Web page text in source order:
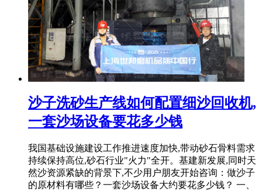
沙子洗砂生产线如何配置细沙回收机,
一套沙场设备要花多少钱
我国基础设施建设工作推进速度加快,带动砂石骨料需求
持续保持高位,砂石行业"火力"全开。基建新发展,同时天
然沙资源紧缺的背景下,不少用户朋友开始咨询：做沙子
的原材料有哪些？一套沙场设备大约要花多少钱？ 一、